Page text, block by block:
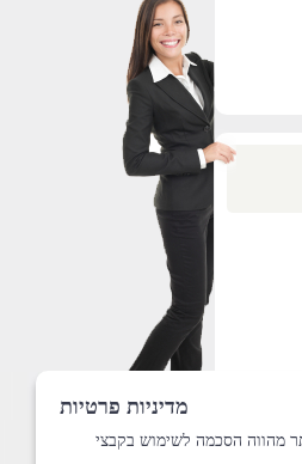
מדיניות פרטיות